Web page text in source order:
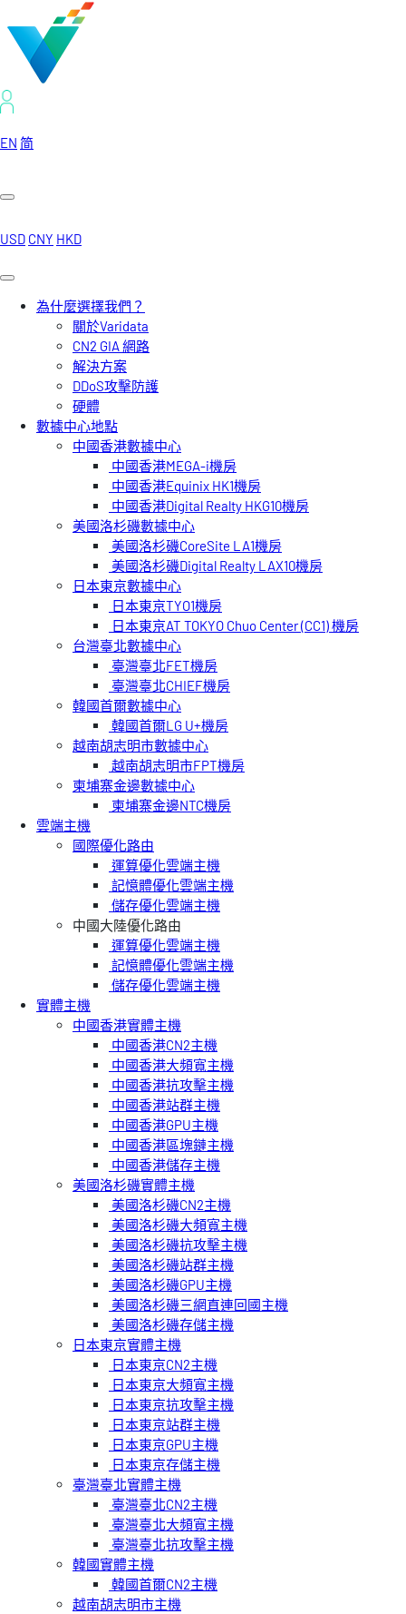
EN 简
USD CNY HKD
為什麼選擇我們？
關於Varidata
CN2 GIA 網路
解決方案
DDoS攻擊防護
硬體
數據中心地點
中國香港數據中心
中國香港MEGA-i機房
中國香港Equinix HK1機房
中國香港Digital Realty HKG10機房
美國洛杉磯數據中心
美國洛杉磯CoreSite LA1機房
美國洛杉磯Digital Realty LAX10機房
日本東京數據中心
日本東京TYO1機房
日本東京AT TOKYO Chuo Center (CC1) 機房
台灣臺北數據中心
臺灣臺北FET機房
臺灣臺北CHIEF機房
韓國首爾數據中心
韓國首爾LG U+機房
越南胡志明市數據中心
越南胡志明市FPT機房
柬埔寨金邊數據中心
柬埔寨金邊NTC機房
雲端主機
國際優化路由
運算優化雲端主機
記憶體優化雲端主機
儲存優化雲端主機
中國大陸優化路由
運算優化雲端主機
記憶體優化雲端主機
儲存優化雲端主機
實體主機
中國香港實體主機
中國香港CN2主機
中國香港大頻寬主機
中國香港抗攻擊主機
中國香港站群主機
中國香港GPU主機
中國香港區塊鏈主機
中國香港儲存主機
美國洛杉磯實體主機
美國洛杉磯CN2主機
美國洛杉磯大頻寬主機
美國洛杉磯抗攻擊主機
美國洛杉磯站群主機
美國洛杉磯GPU主機
美國洛杉磯三網直連回國主機
美國洛杉磯存儲主機
日本東京實體主機
日本東京CN2主機
日本東京大頻寬主機
日本東京抗攻擊主機
日本東京站群主機
日本東京GPU主機
日本東京存儲主機
臺灣臺北實體主機
臺灣臺北CN2主機
臺灣臺北大頻寬主機
臺灣臺北抗攻擊主機
韓國實體主機
韓國首爾CN2主機
越南胡志明市主機